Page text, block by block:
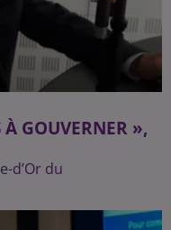
GOUVERNER »,
d’Or du